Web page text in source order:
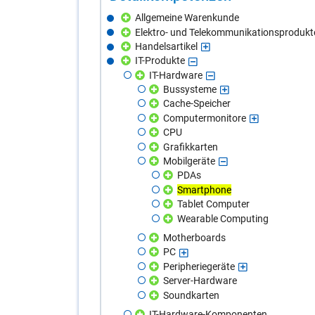
Allgemeine Warenkunde
Elektro- und
Handelsartikel
IT-Produkte
IT-Hardware
Bussysteme
Cache-Speicher
Computermonitore
CPU
Grafikkarten
Mobilgeräte
PDAs
Smartphone
Tablet Computer
Wearable Computing
Motherboards
PC
Peripheriegeräte
Server-Hardware
Soundkarten